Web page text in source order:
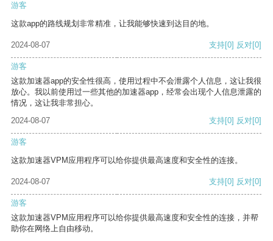
游客
这款app的路线规划非常精准，让我能够快速到达目的地。
2024-08-07 支持[0] 反对[0]
游客
这款加速器app的安全性很高，使用过程中不会泄露个人信息，这让我很
放心。我以前使用过一些其他的加速器app，经常会出现个人信息泄露的
情况，这让我非常担心。
2024-08-07
支持[0] 反对[0]
游客
这款加速器VPM应用程序可以给你提供最高速度和安全性的连接。
2024-08-07 支持[0] 反对[0]
游客
这款加速器VPM应用程序可以给你提供最高速度和安全性的连接，并帮
助你在网络上自由移动。